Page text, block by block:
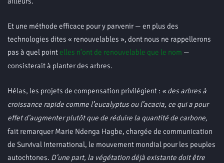
Et une méthode efficace pour y parvenir — en plus des
technologies dites « renouvelables », dont nous ne rappellerons
pas à quel point elles n’ont de renouvelable que le nom —
consisterait à planter des arbres.
Hélas, les projets de compensation privilégient : « des arbres à
croissance rapide comme l’eucalyptus ou l’acacia, ce qui a pour
effet d’augmenter plutôt que de réduire la quantité de carbone,
fait remarquer Marie Ndenga Hagbe, chargée de communication
de Survival International, le mouvement mondial pour les peuples
autochtones. D’une part, la végétation déjà existante doit être